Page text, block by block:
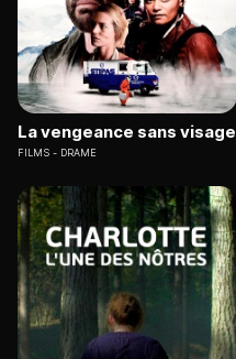
La vengeance sans visage
FILMS DRAME